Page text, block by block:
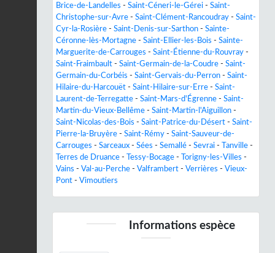
Brice-de-Landelles - Saint-Céneri-le-Gérei - Saint-
Christophe-sur-Avre - Saint-Clément-Rancoudray - Saint-
Cyr-la-Rosière - Saint-Denis-sur-Sarthon - Sainte-
Céronne-lès-Mortagne - Saint-Ellier-les-Bois - Sainte-
Marguerite-de-Carrouges - Saint-Étienne-du-Rouvray -
Saint-Fraimbault - Saint-Germain-de-la-Coudre - Saint-
Germain-du-Corbéis - Saint-Gervais-du-Perron - Saint-
Hilaire-du-Harcouët - Saint-Hilaire-sur-Erre - Saint-
Laurent-de-Terregatte - Saint-Mars-d'Égrenne - Saint-
Martin-du-Vieux-Bellême - Saint-Martin-l'Aiguillon -
Saint-Nicolas-des-Bois - Saint-Patrice-du-Désert - Saint-
Pierre-la-Bruyère - Saint-Rémy - Saint-Sauveur-de-
Carrouges - Sarceaux - Sées - Semallé - Sevrai - Tanville -
Terres de Druance - Tessy-Bocage - Torigny-les-Villes -
Vains - Val-au-Perche - Valframbert - Verrières - Vieux-
Pont - Vimoutiers
Informations espèce